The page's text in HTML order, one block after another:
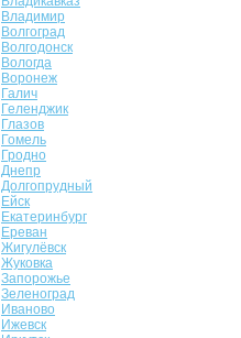
Владимир
Волгоград
Волгодонск
Вологда
Воронеж
Галич
Геленджик
Глазов
Гомель
Гродно
Днепр
Долгопрудный
Ейск
Екатеринбург
Ереван
Жигулёвск
Жуковка
Запорожье
Зеленоград
Иваново
Ижевск